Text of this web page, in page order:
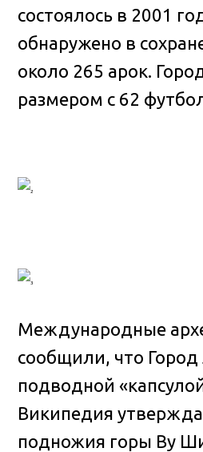
состоялось в 2001
обнаружено в
около 265 арок.
размером с 62
Международные
сообщили, что
подводной
Википедия
подножия горы Ву